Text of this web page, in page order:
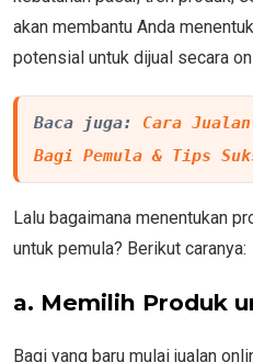
akan membantu Anda
potensial untuk dijual secara
Baca juga: Cara
Bagi Pemula & Tips
Lalu bagaimana menentukan
untuk pemula? Berikut caranya:
a. Memilih Produk
Bagi yang baru mulai jualan